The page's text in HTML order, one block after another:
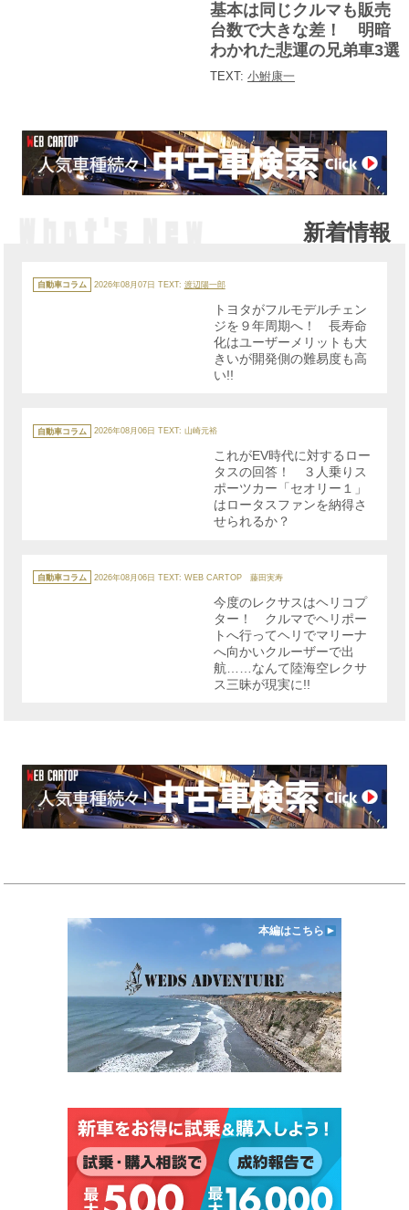
基本は同じクルマも販売
台数で大きな差！ 明暗
わかれた悲運の兄弟車3選
TEXT: 小鮒康一
新着情報
カ
テ
ゴ
自動車コラム 2026年08月07日 TEXT: 渡辺陽一郎
トヨタがフルモデルチェン
ジを９年周期へ！ 長寿命
化はユーザーメリットも大
きいが開発側の難易度も高
い!!
テ
ゴ
自動車コラム 2026年08月06日 TEXT: 山崎元裕
これがEV時代に対するロー
タスの回答！ ３人乗りス
ポーツカー「セオリー１」
はロータスファンを納得さ
せられるか？
テ
ゴ
自動車コラム 2026年08月06日 TEXT: WEB CARTOP 藤田実寿
今度のレクサスはヘリコプ
ター！ クルマでヘリポー
トへ行ってヘリでマリーナ
へ向かいクルーザーで出
航……なんて陸海空レクサ
ス三昧が現実に!!
本編はこちら